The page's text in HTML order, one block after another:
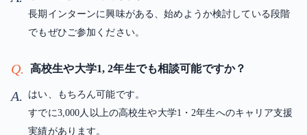
長期インターンに興味がある、始めようか検討している段階
でもぜひご参加ください。
Q. 高校生や大学1, 2年生でも相談可能ですか？
A.
はい、もちろん可能です。
すでに3,000人以上の高校生や大学1・2年生へのキャリア支援
実績があります。